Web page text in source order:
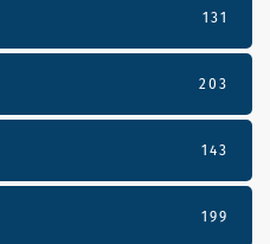
131
203
143
199